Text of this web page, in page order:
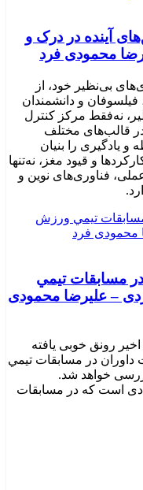
آینده در درک و
محمودی فرد
بی‌نظیر خود، از
و دانشمندان
نه‌فقط مرکز کنترل
قالب‌های مختلف
یادگیری را بنیان
و قیود مغز، نه‌تنها
فناوری‌های نوین و
مسابقات تیمي
– علیرضا محمودی
رونق خوبی یافته
در مسابقات تیمي
خواهد شد.
است که در مسابقات